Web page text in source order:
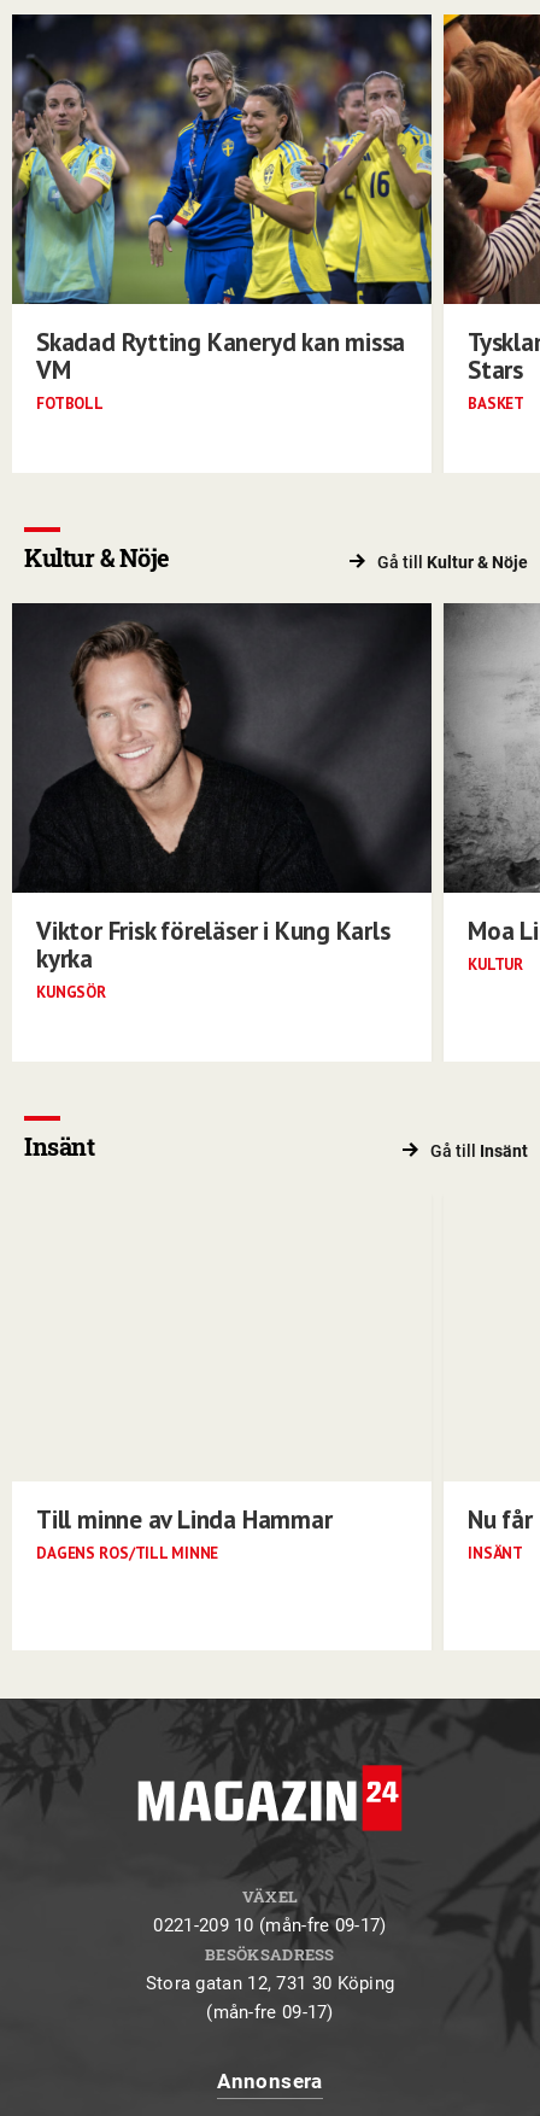
Skadad Rytting Kaneryd kan missa
VM
FOTBOLL
Stars
BASKET
Kultur & Nöje Gå till Kultur & Nöje
Viktor Frisk föreläser i Kung Karls
kyrka
KUNGSÖR
Moa
KULTUR
Insänt Gå till Insänt
Till minne av Linda Hammar
DAGENS ROS/TILL MINNE
Nu
INSÄNT
VÄXEL
0221-209 10 (mån-fre 09-17)
BESÖKSADRESS
Stora gatan 12, 731 30 Köping
(mån-fre 09-17)
Annonsera